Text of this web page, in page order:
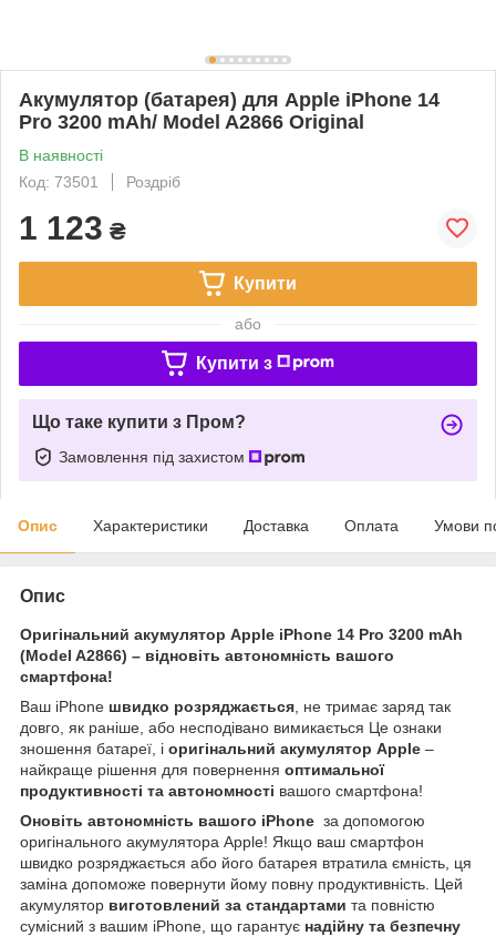
Акумулятор (батарея) для Apple iPhone 14
Pro 3200 mAh/ Model A2866 Original
В наявності
Код: 73501
Роздріб
1 123 ₴
Купити
або
Купити з
Що таке купити з Пром?
Замовлення під захистом
Опис Характеристики Доставка Оплата Умови
Опис
Оригінальний акумулятор Apple iPhone 14 Pro 3200 mAh
(Model A2866) – відновіть автономність вашого
смартфона!
Ваш iPhone швидко розряджається , не тримає заряд так
довго, як раніше, або несподівано вимикається Це ознаки
зношення батареї, і оригінальний акумулятор Apple –
найкраще рішення для повернення оптимальної
продуктивності та автономності вашого смартфона!
Оновіть автономність вашого iPhone за допомогою
оригінального акумулятора Apple! Якщо ваш смартфон
швидко розряджається або його батарея втратила ємність, ця
заміна допоможе повернути йому повну продуктивність. Цей
акумулятор виготовлений за стандартами та повністю
сумісний з вашим iPhone, що гарантує надійну та безпечну